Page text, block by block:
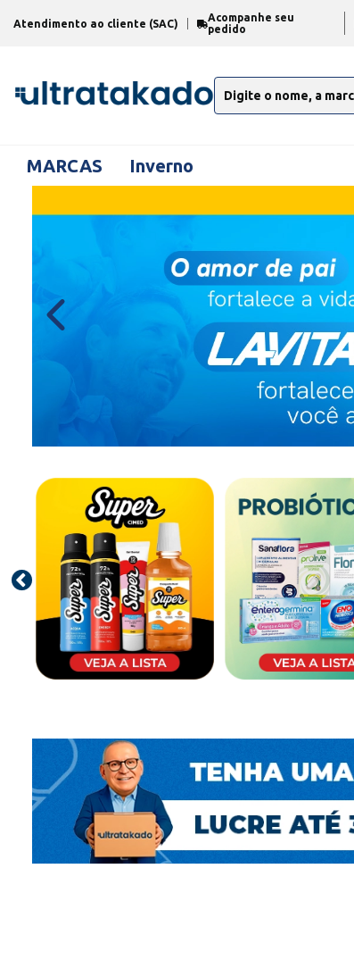
Atendimento ao cliente (SAC)
Acompanhe seu
pedido
MARCAS Inverno